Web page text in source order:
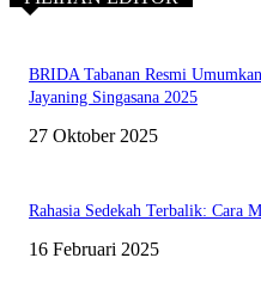
BRIDA Tabanan Resmi
Jayaning Singasana 2025
27 Oktober 2025
Rahasia Sedekah Terbalik: Cara
16 Februari 2025